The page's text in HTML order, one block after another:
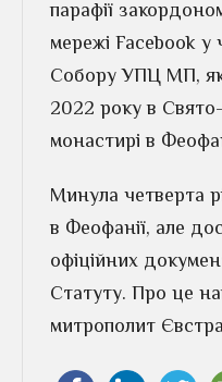
парафії
мережі Facebook у
Собору УПЦ МП,
2022 року в
монастирі в
Минула четверта
в Феофанії, але
офіційних
Статуту. Про це
митрополит